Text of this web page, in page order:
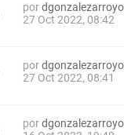
pordgonzalezarroyo
27 Oct 2022, 08:42
pordgonzalezarroyo
27 Oct 2022, 08:41
pordgonzalezarroyo